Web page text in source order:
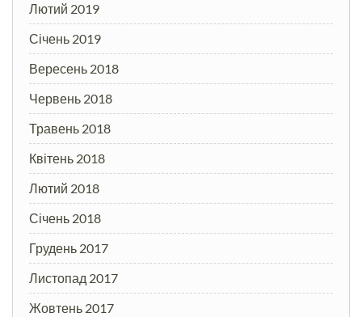
Лютий 2019
Січень 2019
Вересень 2018
Червень 2018
Травень 2018
Квітень 2018
Лютий 2018
Січень 2018
Грудень 2017
Листопад 2017
Жовтень 2017